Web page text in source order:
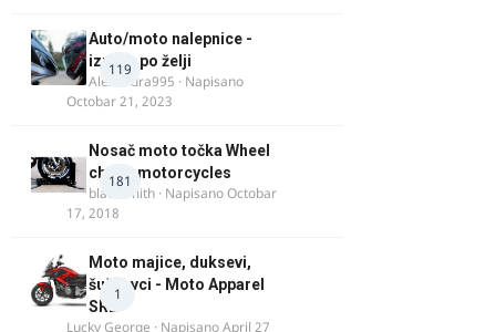
119
Auto/moto nalepnice -
izrada po želji
Alexandra995 · Napisano
Octobar 21, 2023
181
Nosač moto točka Wheel
chock motorcycles
blacksmith · NapisanoOctobar
17, 2018
1
Moto majice, duksevi,
šuškavci - Moto Apparel
SRB
Lucky George · NapisanoApril 27